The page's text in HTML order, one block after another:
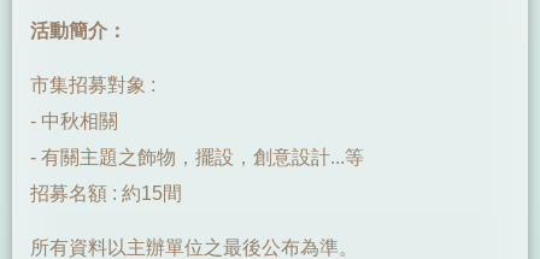
活動簡介：
市集招募對象 :
- 中秋相關
- 有關主題之飾物，擺設，創意設計...等
招募名額 : 約15間
所有資料以主辦單位之最後公布為準。